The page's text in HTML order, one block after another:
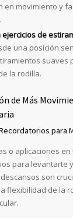
en movimiento y
ejercicios de
una posición
suaves
la rodilla.
de Más
para
o aplicaciones
para levantarte
son
flexibilidad de la